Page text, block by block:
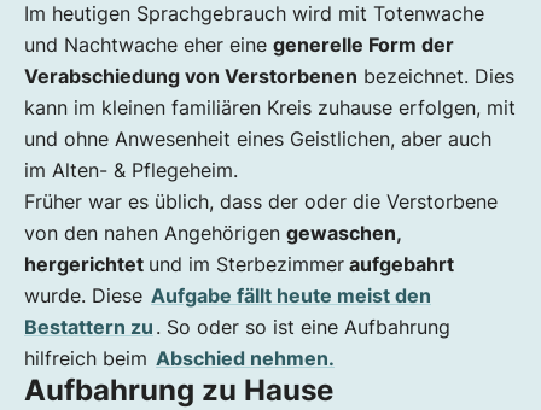
Im heutigen Sprachgebrauch wird mit Totenwache
und Nachtwache eher eine generelle Form der
Verabschiedung von Verstorbenen bezeichnet. Dies
kann im kleinen familiären Kreis zuhause erfolgen, mit
und ohne Anwesenheit eines Geistlichen, aber auch
im Alten- & Pflegeheim.
Früher war es üblich, dass der oder die Verstorbene
von den nahen Angehörigen gewaschen,
hergerichtet und im Sterbezimmer aufgebahrt
wurde. Diese Aufgabe fällt heute meist den
Bestattern zu . So oder so ist eine Aufbahrung
hilfreich beim Abschied nehmen.
Aufbahrung zu Hause